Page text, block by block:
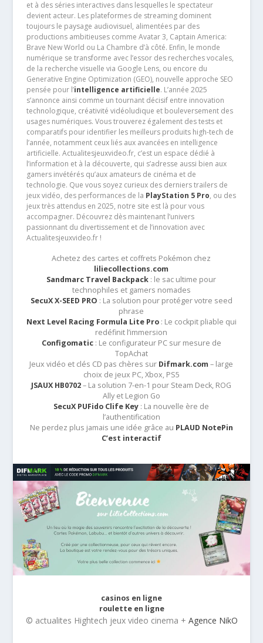
et à des séries interactives dans lesquelles le spectateur
devient acteur. Les plateformes de streaming dominent
toujours le paysage audiovisuel, alimentées par des
productions ambitieuses comme Avatar 3, Captain America:
Brave New World ou La Chambre d’à côté. Enfin, le monde
numérique se transforme avec l’essor des recherches vocales,
de la recherche visuelle via Google Lens, ou encore du
Generative Engine Optimization (GEO), nouvelle approche SEO
pensée pour l’intelligence artificielle. L’année 2025
s’annonce ainsi comme un tournant décisif entre innovation
technologique, créativité vidéoludique et bouleversement des
usages numériques. Vous trouverez également des tests et
comparatifs pour identifier les meilleurs produits high-tech de
l’année, notamment ceux liés aux avancées en intelligence
artificielle. Actualitesjeuxvideo.fr, c’est un espace dédié à
l’information et à la découverte, qui s’adresse aussi bien aux
gamers invétérés qu’aux amateurs de cinéma et de
technologie. Que vous soyez curieux des derniers trailers de
jeux vidéo, des performances de la PlayStation 5 Pro, ou des
jeux très attendus en 2025, notre site est là pour vous
accompagner. Découvrez dès maintenant l’univers
passionnant du divertissement et de l’innovation avec
Actualitesjeuxvideo.fr !
Achetez des cartes et coffrets Pokémon chez
liliecollections.com
Sandmarc Travel Backpack : le sac ultime pour
technophiles et gamers nomades
SecuX X-SEED PRO : La solution pour protéger votre seed
phrase
Next Level Racing Formula Lite Pro: Le cockpit pliable qui
redéfinit l’immersion
Configomatic: Le configurateur PC sur mesure de
TopAchat
Jeux vidéo et clés CD pas chères sur Difmark.com – large
choix de jeux PC, Xbox, PS5
JSAUX HB0702– La solution 7-en-1 pour Steam Deck, ROG
Ally et Legion Go
SecuX PUFido Clife Key : La nouvelle ère de
l’authentification
Ne perdez plus jamais une idée grâce au PLAUD NotePin
C’est interactif
casinos en ligne
roulette en ligne
© actualites Hightech jeux video cinema + Agence NikO